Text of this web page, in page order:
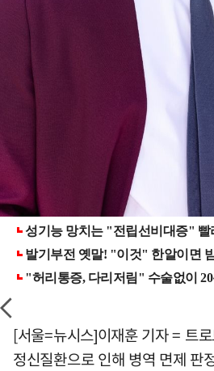
[서울=뉴시스]이재훈 기자 = 트
정신질환으로 인해 병역 면제 판